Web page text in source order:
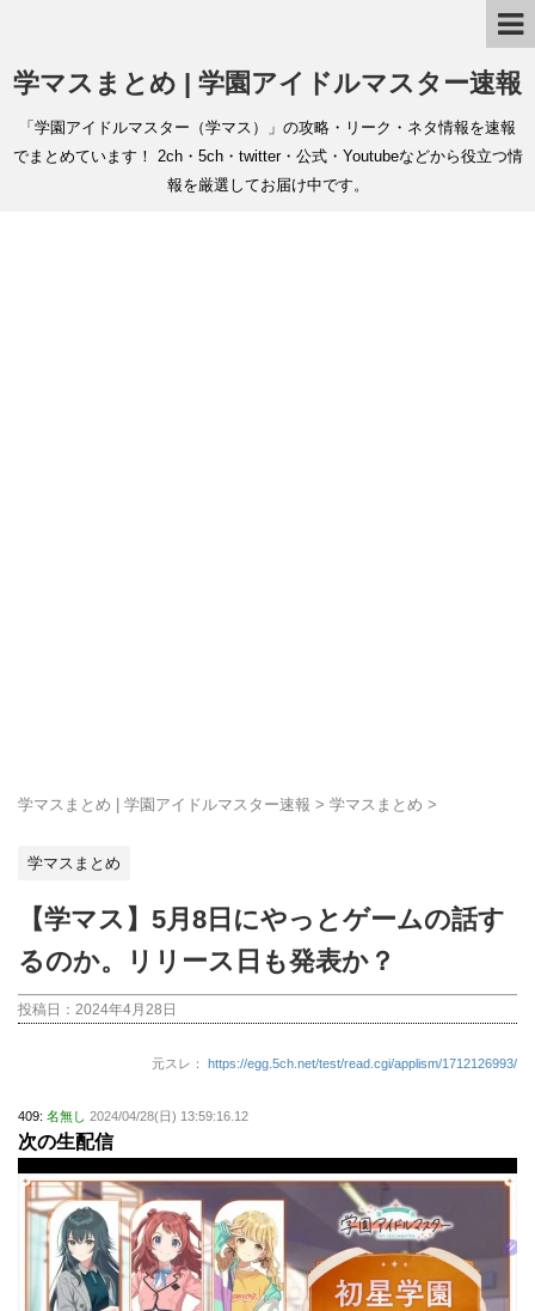
学マスまとめ | 学園アイドルマスター速報
「学園アイドルマスター（学マス）」の攻略・リーク・ネタ情報を速報
でまとめています！ 2ch・5ch・twitter・公式・Youtubeなどから役立つ情
報を厳選してお届け中です。
学マスまとめ | 学園アイドルマスター速報 > 学マスまとめ >
学マスまとめ
【学マス】5月8日にやっとゲームの話す
るのか。リリース日も発表か？
投稿日： 2024年4月28日
元スレ： https://egg.5ch.net/test/read.cgi/applism/1712126993/
409: 名無し 2024/04/28(日) 13:59:16.12
次の生配信